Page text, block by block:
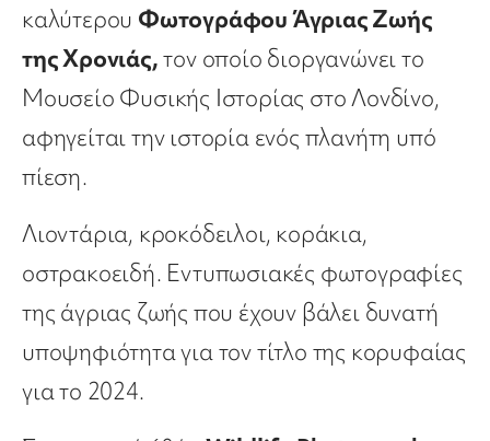
καλύτερου Φωτογράφου Άγριας Ζωής
της Χρονιάς,τον οποίο διοργανώνει το
Μουσείο Φυσικής Ιστορίας στο Λονδίνο,
αφηγείται την ιστορία ενός πλανήτη υπό
πίεση.
Λιοντάρια, κροκόδειλοι, κοράκια,
οστρακοειδή. Εντυπωσιακές φωτογραφίες
της άγριας ζωής που έχουν βάλει δυνατή
υποψηφιότητα για τον τίτλο της κορυφαίας
για το 2024.